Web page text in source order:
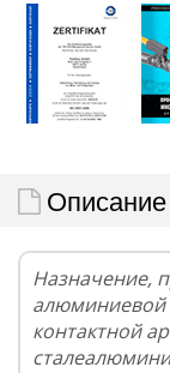
Назначение,
алюминиевой
контактной